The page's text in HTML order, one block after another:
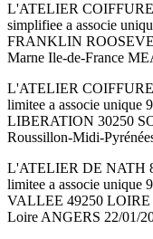
L'ATELIER COIFFURE
simplifiee a associe
FRANKLIN
Marne Ile-de-France
L'ATELIER COIFFURE
limitee a associe
LIBERATION 30250
Roussillon-Midi-
L'ATELIER DE NATH
limitee a associe
VALLEE 49250 LOIRE
Loire ANGERS 22/01/